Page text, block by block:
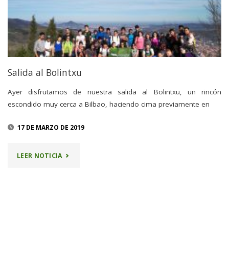
Salida al Bolintxu
Ayer disfrutamos de nuestra salida al Bolintxu, un rincón
escondido muy cerca a Bilbao, haciendo cima previamente en
17 DE MARZO DE 2019
LEER NOTICIA"SALIDA